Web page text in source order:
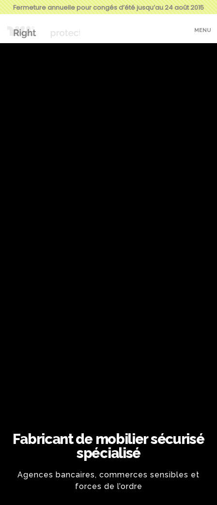
Fermeture annuelle pour congés d’été jusqu’au 24 août 2015
MENU
Fabricant de mobilier sécurisé
spécialisé
Agences bancaires, commerces sensibles et
forces de l’ordre